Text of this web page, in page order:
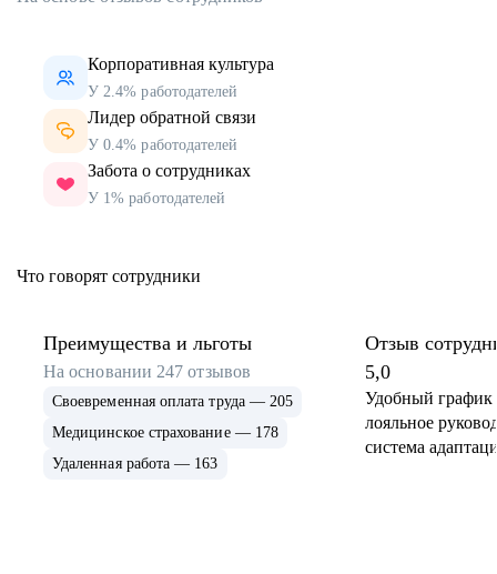
Корпоративная культура
У 2.4% работодателей
Лидер обратной связи
У 0.4% работодателей
Забота о сотрудниках
У 1% работодателей
Что говорят сотрудники
Преимущества и льготы
На основании 247 отзывов
Своевременная оплата труда — 205
Медицинское страхование — 178
Удаленная работа — 163
Отзыв
5,0
Удобный график
лояльное
система